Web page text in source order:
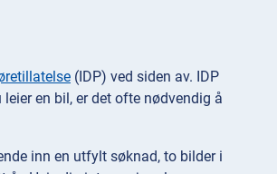
(IDP) ved siden av. IDP
en bil, er det ofte nødvendig å
inn en utfylt søknad, to bilder i